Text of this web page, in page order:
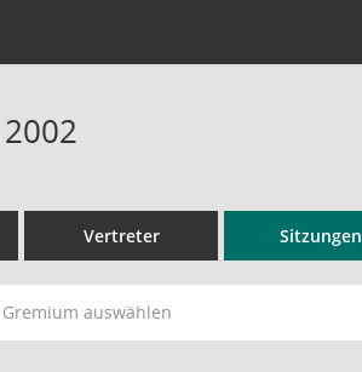
Vertreter Sitzungen
Gremium auswählen